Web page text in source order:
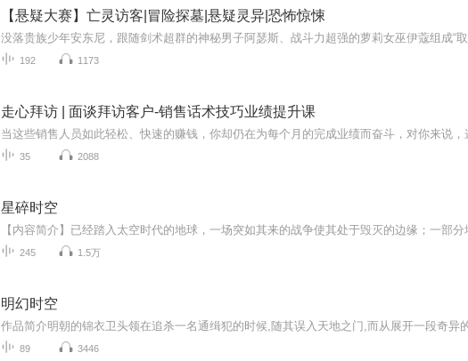
【悬疑大赛】亡灵访客|冒险探墓|悬疑灵异|恐怖惊悚
192 1173
走心拜访 | 面谈拜访客户-销售话术技巧业绩提升课
35 2088
星碎时空
245 1.5万
明幻时空
作品简介明朝的锦衣卫头领在追杀一名通缉犯的时候,随其误入天地之门,而从展开一段奇异的
89 3446